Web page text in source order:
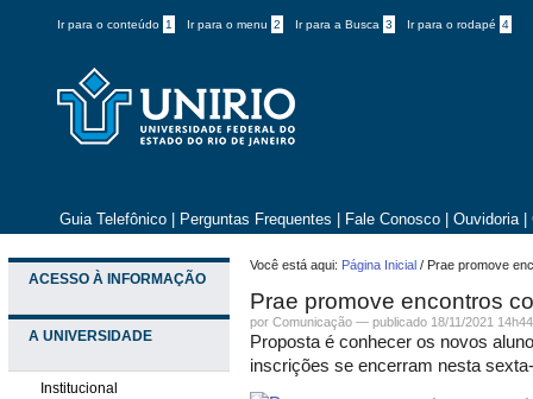
Ir para o conteúdo 1 Ir para o menu 2 Ir para a Busca 3 Ir para o rodapé 4
Guia Telefônico Perguntas Frequentes Fale Conosco Ouvidoria
ACESSO À INFORMAÇÃO
A UNIVERSIDADE
Institucional
Você está aqui: Página Inicial / Prae promove
Prae promove encontros
porComunicação —publicado 18/11/2021
Proposta é conhecer os novos
inscrições se encerram nesta